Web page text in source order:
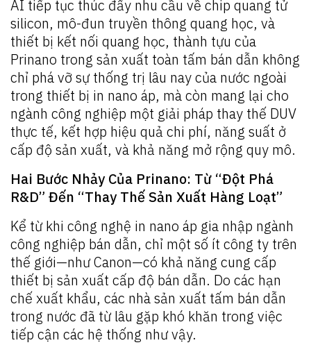
AI tiếp tục thúc đẩy nhu cầu về chip quang tử
silicon, mô-đun truyền thông quang học, và
thiết bị kết nối quang học, thành tựu của
Prinano trong sản xuất toàn tấm bán dẫn không
chỉ phá vỡ sự thống trị lâu nay của nước ngoài
trong thiết bị in nano áp, mà còn mang lại cho
ngành công nghiệp một giải pháp thay thế DUV
thực tế, kết hợp hiệu quả chi phí, năng suất ở
cấp độ sản xuất, và khả năng mở rộng quy mô.
Hai Bước Nhảy Của Prinano: Từ “Đột Phá
R&D” Đến “Thay Thế Sản Xuất Hàng Loạt”
Kể từ khi công nghệ in nano áp gia nhập ngành
công nghiệp bán dẫn, chỉ một số ít công ty trên
thế giới—như Canon—có khả năng cung cấp
thiết bị sản xuất cấp độ bán dẫn. Do các hạn
chế xuất khẩu, các nhà sản xuất tấm bán dẫn
trong nước đã từ lâu gặp khó khăn trong việc
tiếp cận các hệ thống như vậy.